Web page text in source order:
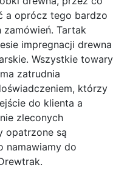
a oprócz tego bardzo
Tartak
impregnacji drewna
Wszystkie towary
zatrudnia
którzy
do klienta a
zleconych
opatrzone są
namawiamy do